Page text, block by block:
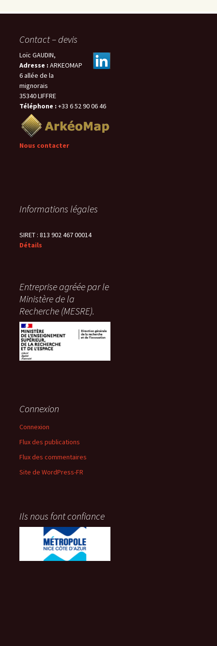
Contact – devis
Loïc GAUDIN,
Adresse : ARKEOMAP
6 allée de la
mignorais
35340 LIFFRE
Téléphone : +33 6 52 90 06 46
Nous contacter
Informations légales
SIRET : 813 902 467 00014
Détails
Entreprise agréée par le
Ministère de la
Recherche (MESRE).
Connexion
Connexion
Flux des publications
Flux des commentaires
Site de WordPress-FR
Ils nous font confiance